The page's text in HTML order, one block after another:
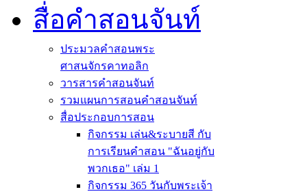
สื่อคำสอนจันท์
ประมวลคำสอนพระ
ศาสนจักรคาทอลิก
วารสารคำสอนจันท์
รวมแผนการสอนคำสอนจันท์
สื่อประกอบการสอน
กิจกรรม เล่น&ระบายสี กับ
การเรียนคำสอน "ฉันอยู่กับ
พวกเธอ" เล่ม 1
กิจกรรม 365 วันกับพระเจ้า